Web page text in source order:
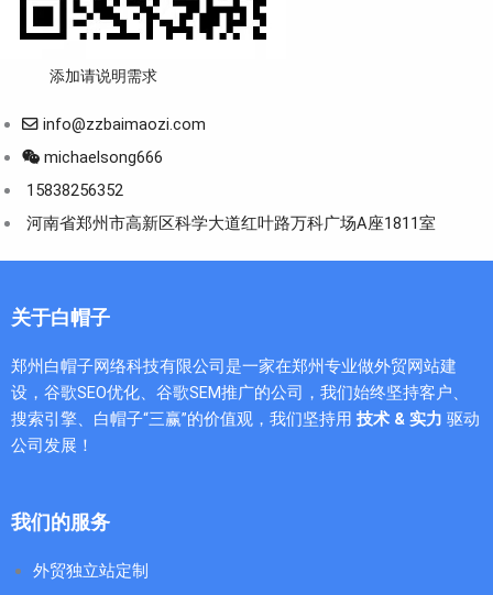
添加请说明需求
info@zzbaimaozi.com
michaelsong666
15838256352
河南省郑州市高新区科学大道红叶路万科广场A座1811室
关于白帽子
郑州白帽子网络科技有限公司是一家在郑州专业做外贸网站建
设，谷歌SEO优化、谷歌SEM推广的公司，我们始终坚持客户、
搜索引擎、白帽子“三赢”的价值观，我们坚持用 技术 & 实力 驱动
公司发展！
我们的服务
外贸独立站定制